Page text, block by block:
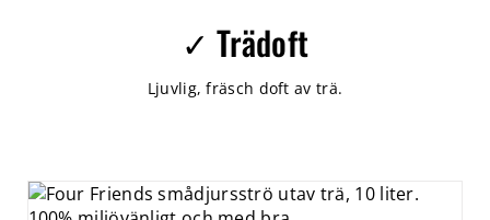
✓ Trädoft
Ljuvlig, fräsch doft av trä.